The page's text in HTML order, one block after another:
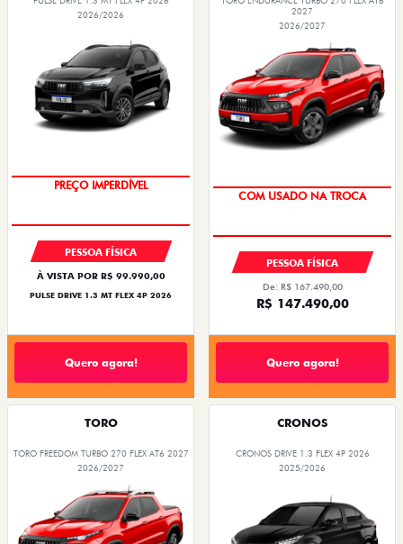
2026/2026
PREÇO IMPERDÍVEL
PESSOA FÍSICA
À VISTA POR R$ 99.990,00
PULSE DRIVE 1.3 MT FLEX 4P 2026
Quero agora!
2027
2026/2027
COM USADO NA TROCA
PESSOA FÍSICA
De: R$ 167.490,00
R$ 147.490,00
Quero agora!
TORO
TORO FREEDOM TURBO 270 FLEX AT6 2027
2026/2027
CRONOS
CRONOS DRIVE 1.3 FLEX 4P 2026
2025/2026